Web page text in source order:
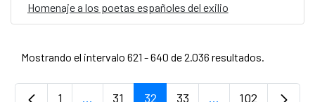
Homenaje a los poetas españoles del exilio
Mostrando el intervalo 621 - 640 de 2.036 resultados.
1 ... 31 32 33 ... 102